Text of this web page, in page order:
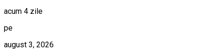
acum 4 zile
pe
august 3, 2026